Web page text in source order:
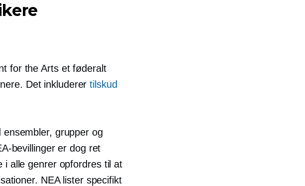
for the Arts et føderalt
Det inkluderertilskud
grupper og
bevillinger er dog ret
i alle genrer opfordres til at
NEA lister specifikt